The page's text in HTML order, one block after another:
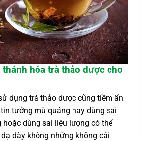
hóa trà thảo dược cho
dụng trà thảo dược cũng tiềm ẩn
tưởng mù quáng hay dùng sai
hoặc dùng sai liệu lượng có thể
dày không những không cải